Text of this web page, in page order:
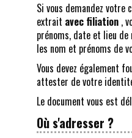
Si vous demandez votre
extrait avec filiation ,
prénoms, date et lieu
les nom et prénoms de
Vous devez également
attester de votre
Le document vous est
Où s'adresser ?